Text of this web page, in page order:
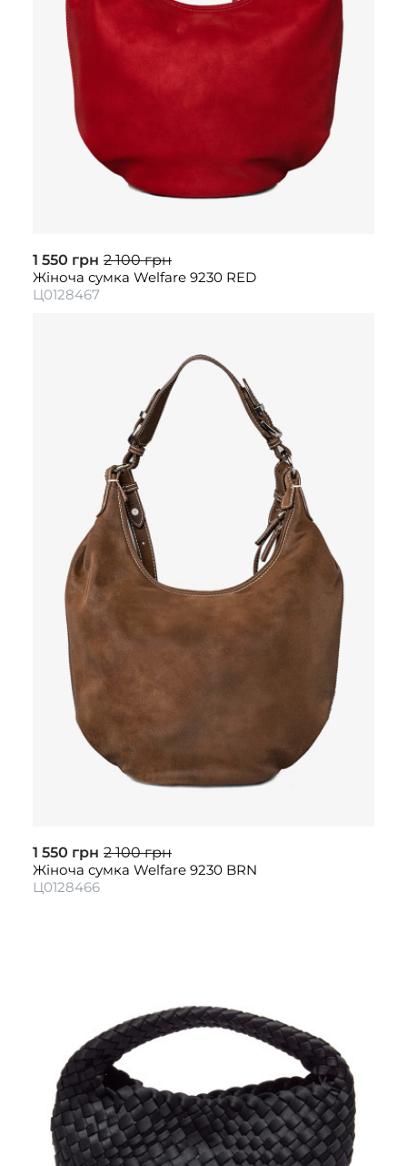
1 550 грн 2 100 грн
Жіноча сумка Welfare 9230 RED
Ц0128467
1 550 грн 2 100 грн
Жіноча сумка Welfare 9230 BRN
Ц0128466